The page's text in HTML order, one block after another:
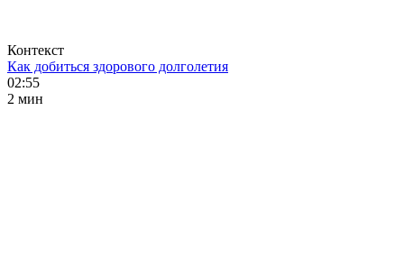
Контекст
Как добиться здорового долголетия
02:55
2 мин